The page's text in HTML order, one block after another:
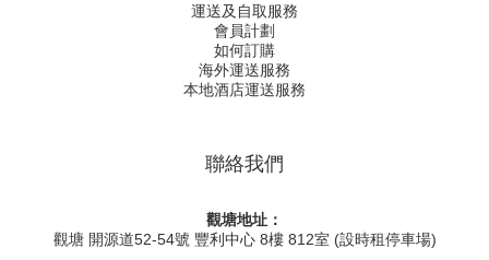
運送及自取服務
會員計劃
如何訂購
海外運送服務
本地酒店運送服務
聯絡我們
觀塘地址：
觀塘 開源道52-54號 豐利中心 8樓 812室 (設時租停車場)